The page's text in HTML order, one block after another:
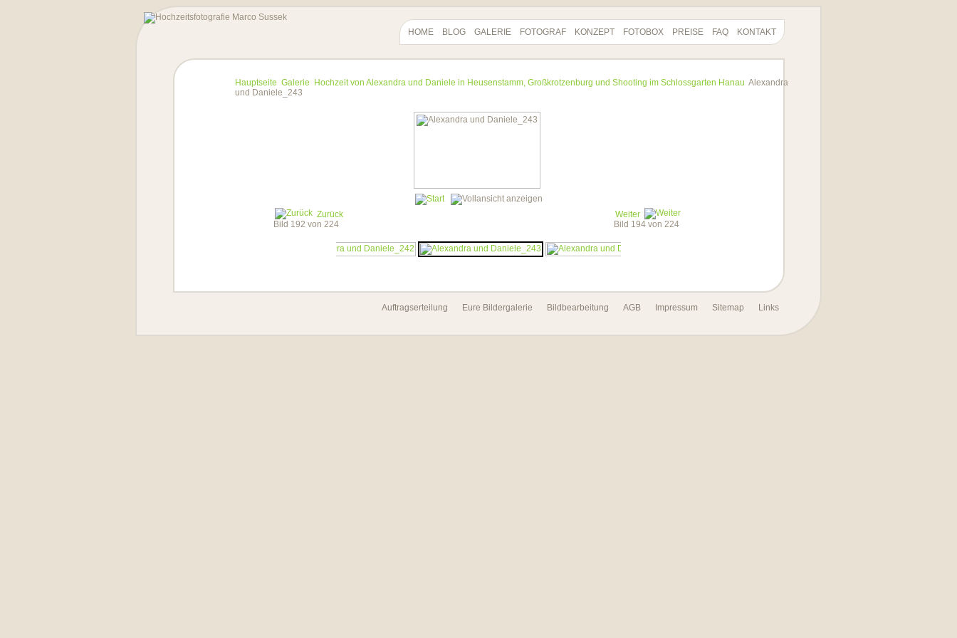
HOME BLOG GALERIE FOTOGRAF KONZEPT FOTOBOX PREISE FAQ KONTAKT
Hauptseite Galerie Hochzeit von Alexandra und Daniele in Heusenstamm, Großkrotzenburg und Shooting im Schlossgarten Hanau Alexandra
und Daniele_243
Zurück
Bild 192 von 224
Weiter
Bild 194 von 224
Auftragserteilung Eure Bildergalerie Bildbearbeitung AGB Impressum Sitemap Links